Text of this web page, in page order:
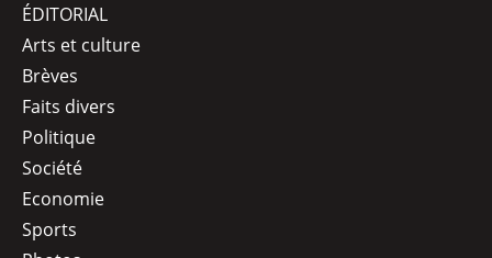
ÉDITORIAL
Arts et culture
Brèves
Faits divers
Politique
Société
Economie
Sports